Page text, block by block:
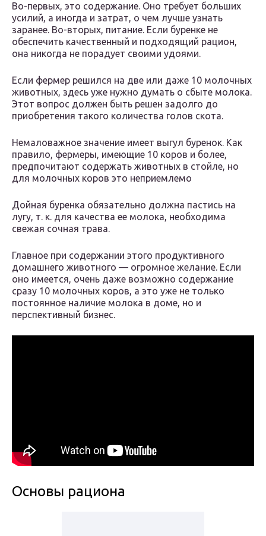
Во-первых, это содержание. Оно требует больших
усилий, а иногда и затрат, о чем лучше узнать
заранее. Во-вторых, питание. Если буренке не
обеспечить качественный и подходящий рацион,
она никогда не порадует своими удоями.
Если фермер решился на две или даже 10 молочных
животных, здесь уже нужно думать о сбыте молока.
Этот вопрос должен быть решен задолго до
приобретения такого количества голов скота.
Немаловажное значение имеет выгул буренок. Как
правило, фермеры, имеющие 10 коров и более,
предпочитают содержать животных в стойле, но
для молочных коров это неприемлемо
Дойная буренка обязательно должна пастись на
лугу, т. к. для качества ее молока, необходима
свежая сочная трава.
Главное при содержании этого продуктивного
домашнего животного — огромное желание. Если
оно имеется, очень даже возможно содержание
сразу 10 молочных коров, а это уже не только
постоянное наличие молока в доме, но и
перспективный бизнес.
Основы рациона